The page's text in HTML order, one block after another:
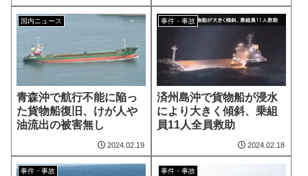
国内ニュース
青森沖で航行不能に陥っ
た貨物船復旧、けが人や
油流出の被害無し
2024.02.19
事件・事故
済州島沖で貨物船が浸水
により大きく傾斜、乗組
員11人全員救助
2024.02.18
事件・事故 事件・事故